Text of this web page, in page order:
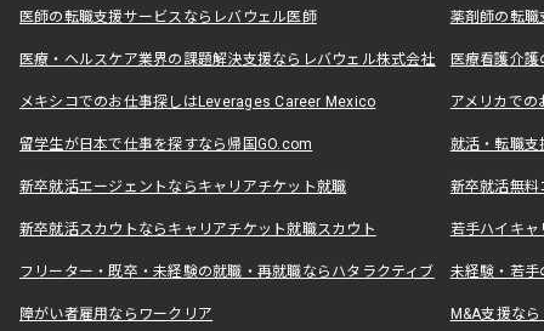
医師の転職支援サービスならレバウェル医師 薬剤師の転
医療・ヘルスケア業界の課題解決支援ならレバウェル株式会社 医療看護介
メキシコでのお仕事探しはLeverages Career Mexico アメリカで
留学生が日本で仕事を探すなら帰国GO.com 就活・転職
新卒就活エージェントならキャリアチケット就職 新卒就活無料
新卒就活スカウトならキャリアチケット就職スカウト 若手ハイキ
フリーター・既卒・未経験の就職・再就職ならハタラクティブ 未経験・若手
障がい者雇用ならワークリア M&A支援な